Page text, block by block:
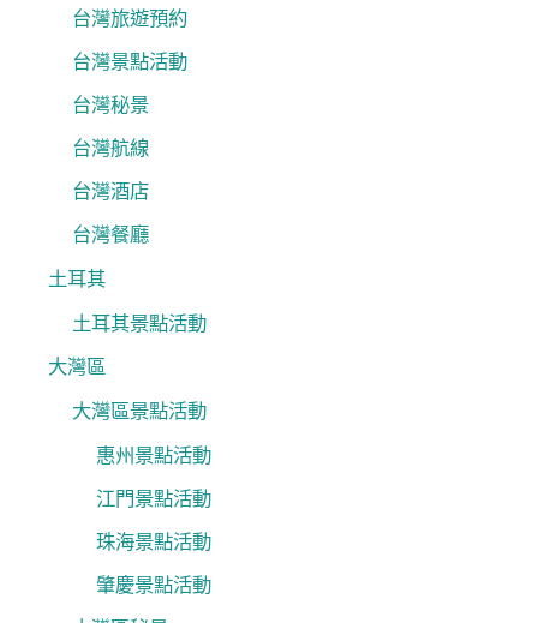
台灣旅遊預約
台灣景點活動
台灣秘景
台灣航線
台灣酒店
台灣餐廳
土耳其
土耳其景點活動
大灣區
大灣區景點活動
惠州景點活動
江門景點活動
珠海景點活動
肇慶景點活動